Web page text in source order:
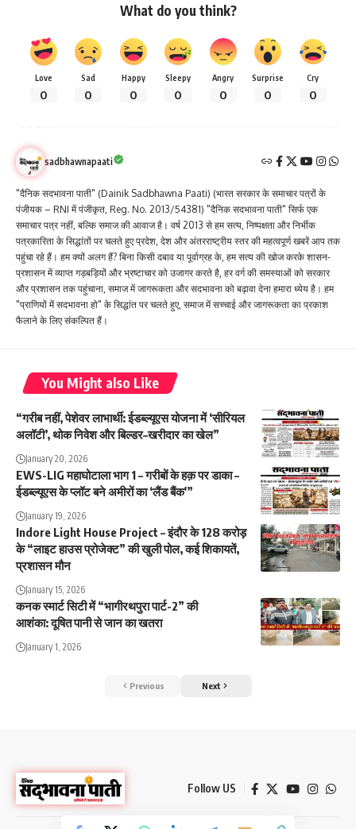
What do you think?
Love
0
Sad
0
Happy
0
Sleepy
0
Angry
0
Surprise
0
Cry
0
sadbhawnapaati
"दैनिक सदभावना पाती" (Dainik Sadbhawna Paati) (भारत सरकार के समाचार पत्रों के
पंजीयक – RNI में पंजीकृत, Reg. No. 2013/54381) "दैनिक सदभावना पाती" सिर्फ एक
समाचार पत्र नहीं, बल्कि समाज की आवाज है। वर्ष 2013 से हम सत्य, निष्पक्षता और निर्भीक
पत्रकारिता के सिद्धांतों पर चलते हुए प्रदेश, देश और अंतरराष्ट्रीय स्तर की महत्वपूर्ण खबरें आप तक
पहुंचा रहे हैं। हम क्यों अलग हैं? बिना किसी दबाव या पूर्वाग्रह के, हम सत्य की खोज करके शासन-
प्रशासन में व्याप्त गड़बड़ियों और भ्रष्टाचार को उजागर करते है, हर वर्ग की समस्याओं को सरकार
और प्रशासन तक पहुंचाना, समाज में जागरूकता और सदभावना को बढ़ावा देना हमारा ध्येय है। हम
"प्राणियों में सदभावना हो" के सिद्धांत पर चलते हुए, समाज में सच्चाई और जागरूकता का प्रकाश
फैलाने के लिए संकल्पित हैं।
You Might also Like
“गरीब नहीं, पेशेवर लाभार्थी: ईडब्ल्यूएस योजना में ‘सीरियल
अलॉटी’, थोक निवेश और बिल्डर–खरीदार का खेल”
January 20, 2026
EWS-LIG महाघोटाला भाग 1 – गरीबों के हक़ पर डाका –
ईडब्ल्यूएस के प्लॉट बने अमीरों का ‘लैंड बैंक'”
January 19, 2026
Indore Light House Project – इंदौर के 128 करोड़
के “लाइट हाउस प्रोजेक्ट” की खुली पोल, कई शिकायतें,
प्रशासन मौन
January 15, 2026
कनक स्मार्ट सिटी में “भागीरथपुरा पार्ट-2” की
आशंका: दूषित पानी से जान का खतरा
January 1, 2026
Previous Next
Follow US